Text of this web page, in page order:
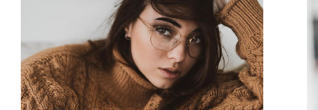
Verstellbare Nasenpads:
Ja
Federscharnier:
Nein
Accessories
Etui:
Reinigungstuch:
Ja